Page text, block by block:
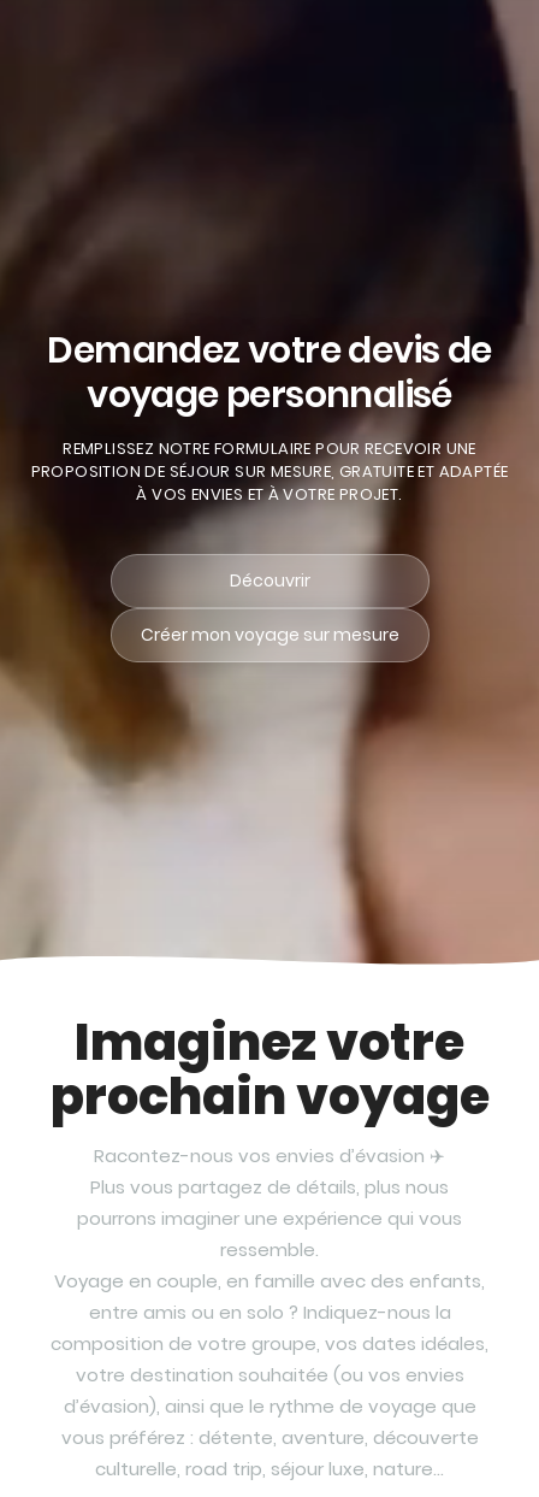
Demandez votre devis de
voyage personnalisé
REMPLISSEZ NOTRE FORMULAIRE POUR RECEVOIR UNE
PROPOSITION DE SÉJOUR SUR MESURE, GRATUITE ET ADAPTÉE
À VOS ENVIES ET À VOTRE PROJET.
Découvrir
Créer mon voyage sur mesure
Imaginez votre
prochain voyage
Racontez-nous vos envies d’évasion ✈️
Plus vous partagez de détails, plus nous
pourrons imaginer une expérience qui vous
ressemble.
Voyage en couple, en famille avec des enfants,
entre amis ou en solo ? Indiquez-nous la
composition de votre groupe, vos dates idéales,
votre destination souhaitée (ou vos envies
d’évasion), ainsi que le rythme de voyage que
vous préférez : détente, aventure, découverte
culturelle, road trip, séjour luxe, nature…